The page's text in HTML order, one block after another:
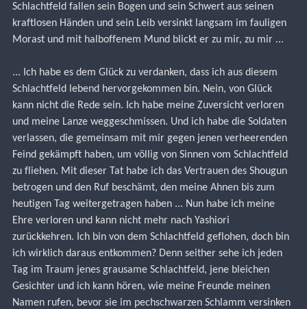
Schlachtfeld fallen sein Bogen und sein Schwert aus seinen
kraftlosen Händen und sein Leib versinkt langsam im fauligen
Morast und mit halboffenem Mund blickt er zu mir, zu mir ...
... Ich habe es dem Glück zu verdanken, dass ich aus diesem
Schlachtfeld lebend hervorgekommen bin. Nein, von Glück
kann nicht die Rede sein. Ich habe meine Zuversicht verloren
und meine Lanze weggeschmissen. Und ich habe die Soldaten
verlassen, die gemeinsam mit mir gegen jenen verheerenden
Feind gekämpft haben, um völlig von Sinnen vom Schlachtfeld
zu fliehen. Mit dieser Tat habe ich das Vertrauen des Shougun
betrogen und den Ruf beschämt, den meine Ahnen bis zum
heutigen Tag weitergetragen haben ... Nun habe ich meine
Ehre verloren und kann nicht mehr nach Yashiori
zurückkehren. Ich bin von dem Schlachtfeld geflohen, doch bin
ich wirklich daraus entkommen? Denn seither sehe ich jeden
Tag im Traum jenes grausame Schlachtfeld, jene bleichen
Gesichter und ich kann hören, wie meine Freunde meinen
Namen rufen, bevor sie im pechschwarzen Schlamm versinken